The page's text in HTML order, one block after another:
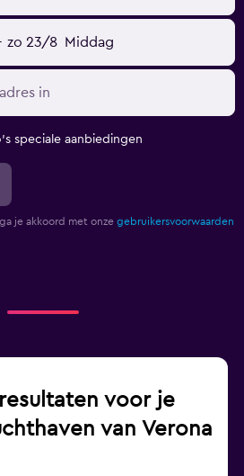
zo 23/8 Middag
speciale aanbiedingen
je akkoord met onze gebruikersvoorwaarden
voor je
van Verona